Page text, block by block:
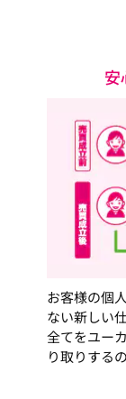
安
お客様の個
ない新しい
全てをユー
り取りする